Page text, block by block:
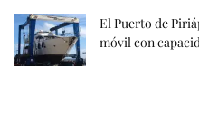
El Puerto de
móvil con